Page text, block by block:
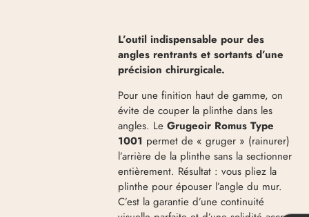
L’outil indispensable pour des
angles rentrants et sortants d’une
précision chirurgicale.
Pour une finition haut de gamme, on
évite de couper la plinthe dans les
angles. Le Grugeoir Romus Type
1001 permet de « gruger » (rainurer)
l’arrière de la plinthe sans la sectionner
entièrement. Résultat : vous pliez la
plinthe pour épouser l’angle du mur.
C’est la garantie d’une continuité